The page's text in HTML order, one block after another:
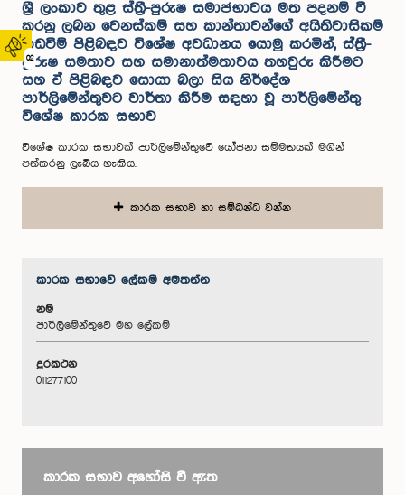
02
ශ්‍රී ලංකාව තුළ ස්ත්‍රී-පුරුෂ සමාජභාවය මත පදනම් වී
කරනු ලබන වෙනස්කම් සහ කාන්තාවන්ගේ අයිතිවාසිකම්
කඩවීම් පිළිබඳව විශේෂ අවධානය යොමු කරමින්, ස්ත්‍රී-
පුරුෂ සමතාව සහ සමානාත්මතාවය තහවුරු කිරීමට
සහ ඒ පිළිබඳව සොයා බලා සිය නිර්දේශ
පාර්ලිමේන්තුවට වාර්තා කිරීම සඳහා වූ පාර්ලිමේන්තු
විශේෂ කාරක සභාව
විශේෂ කාරක සභාවක් පාර්ලිමේන්තුවේ යෝ්ජනා සම්මතයක් මගින්
පත්කරනු ලැබිය හැකිය.
කාරක සභාව හා සම්බන්ධ වන්න
කාරක සභා‌වේ ලේකම් අමතන්න
නම
පාර්ලිමේන්තුවේ මහ ලේකම්
දුරකථන
011277100
කාරක සභාව අහෝසි වී ඇත